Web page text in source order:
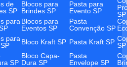
de
SP
Blocos para
Brindes SP
Pasta para
Evento SP
SP
para Blocos para
Eventos SP
Pasta
Convenção SP
para Bloco Kraft SP Pasta Kraft SP SP
SP
Bloco Capa-
Dura SP
Pasta
Envelope SP